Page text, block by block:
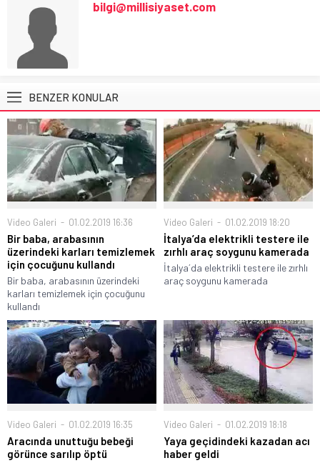
bilgi@millisiyaset.com
BENZER KONULAR
Video Galeri 01.02.2019 16:36
Bir baba, arabasının
üzerindeki karları temizlemek
için çocuğunu kullandı
Bir baba, arabasının üzerindeki
karları temizlemek için çocuğunu
kullandı
Video Galeri 01.02.2019 18:20
İtalya’da elektrikli testere ile
zırhlı araç soygunu kamerada
İtalya´da elektrikli testere ile zırhlı
araç soygunu kamerada
Video Galeri 01.02.2019 16:35
Aracında unuttuğu bebeği
görünce sarılıp öptü
Video Galeri 01.02.2019 18:18
Yaya geçidindeki kazadan acı
haber geldi